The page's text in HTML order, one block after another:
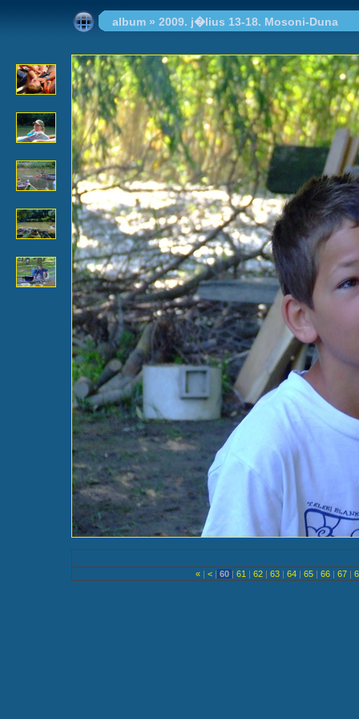
album » 2009. j�lius 13-18. Mosoni-Duna
« | < | 60 | 61 | 62 | 63 | 64 | 65 | 66 | 67 |